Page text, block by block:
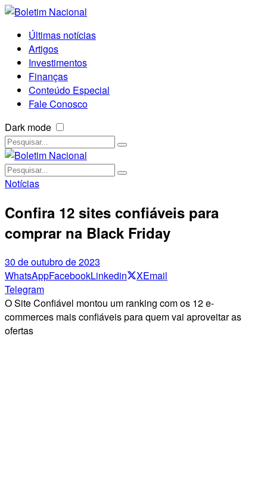
Últimas notícias
Artigos
Investimentos
Finanças
Conteúdo Especial
Fale Conosco
Dark mode
Notícias
Confira 12 sites confiáveis para
comprar na Black Friday
30 de outubro de 2023
WhatsAppFacebookLinkedin XEmail
Telegram
O Site Confiável montou um ranking com os 12 e-
commerces mais confiáveis para quem vai aproveitar as
ofertas